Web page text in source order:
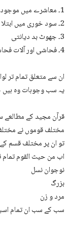
1۔ معاشرے میں موجود اکثریت کی لالچ ناشکری بے راہ روی ۔
2۔ سود خوری میں ابتلا من حیث القوم۔
3۔ جھوٹ بد دیانتی
4۔ فحاشی اور آلات فحاشی اور ان کی روز افزوں نمائش و آسائش ۔
ان سے متعلق تمام تر
یہ سب وجوہات وہ ہیں
قرآن مجید کے مطالعے
مختلف قوموں نے
تو ان پر مختلف قسم
اب من حیث القوم تمام
نوجوان نسل
بزرگ
مرد و زن
سب کے سب ان تمام